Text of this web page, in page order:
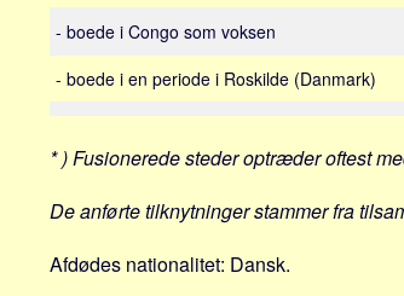
- boede i Congo som voksen
- boede i en periode i Roskilde (Danmark)
* ) Fusionerede steder optræder oftest
De anførte tilknytninger stammer fra
Afdødes nationalitet: Dansk.